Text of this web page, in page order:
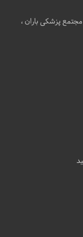
پزشکی باران ،